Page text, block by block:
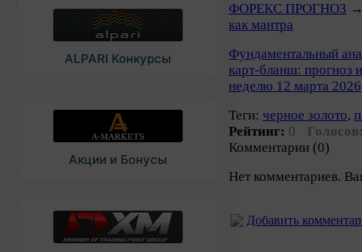
ALPARI Конкурсы
Акции и Бонусы
ФОРЕКС ПРОГНОЗ
как мантра
Фундаментальный
карт-бланш: прогноз
неделю 12 марта 2026
Теги: черное золото,
Рейтинг: 0
Комментарии (0)
Нет комментариев.
Добавить